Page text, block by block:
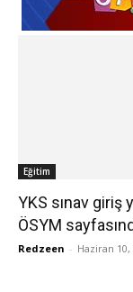
Eğitim
YKS sınav giriş
ÖSYM
Redzeen - Haziran 10,